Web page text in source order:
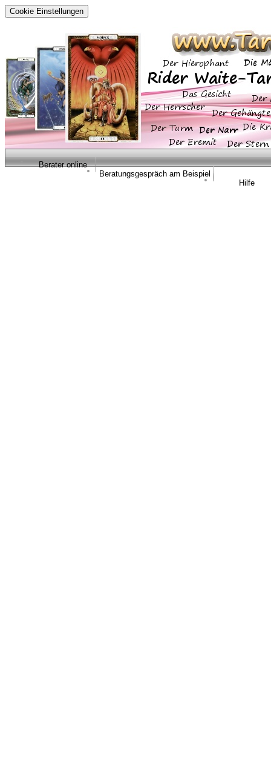
Cookie Einstellungen
Berater online
Beratungsgespräch am Beispiel
Hilfe